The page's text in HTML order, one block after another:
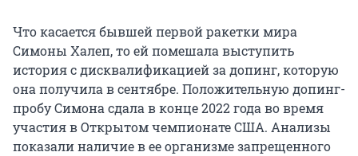
Что касается бывшей первой ракетки мира
Симоны Халеп, то ей помешала выступить
история с дисквалификацией за допинг, которую
она получила в сентябре. Положительную допинг-
пробу Симона сдала в конце 2022 года во время
участия в Открытом чемпионате США. Анализы
показали наличие в ее организме запрещенного